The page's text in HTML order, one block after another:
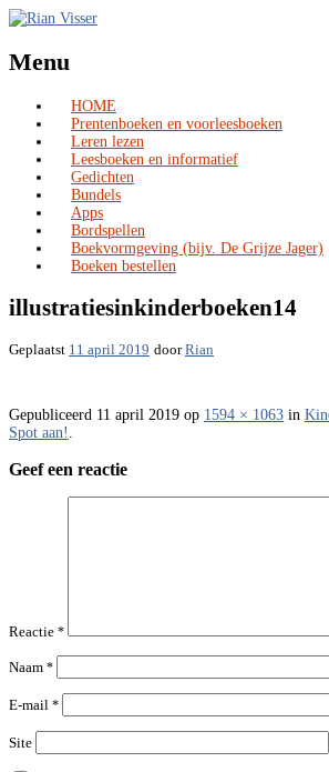
Menu
Skip
to
content
HOME
Prentenboeken en voorleesboeken
Leren lezen
Leesboeken en informatief
Gedichten
Bundels
Apps
Bordspellen
Boekvormgeving (bijv. De Grijze Jager)
Boeken bestellen
illustratiesinkinderboeken14
Geplaatst 11 april 2019 doorRian
Gepubliceerd 11 april 2019 op 1594 × 1063 in
Spot aan!
Geef een reactie
Reactie *
Naam *
E-mail *
Site